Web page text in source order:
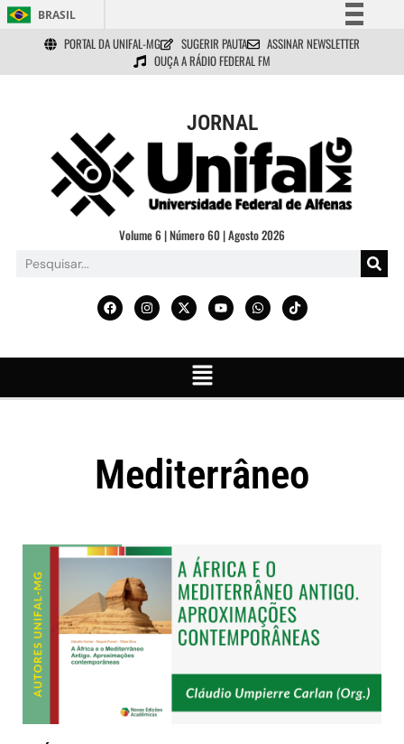
BRASIL
Simplifique!
Comunica BR
Acesso à informação
Legislação
Canais
PORTAL DA UNIFAL-MG SUGERIR PAUTA
ASSINAR NEWSLETTER
OUÇA A RÁDIO FEDERAL FM
JORNAL
Volume 6 | Número 60 | Agosto 2026
Mediterrâneo